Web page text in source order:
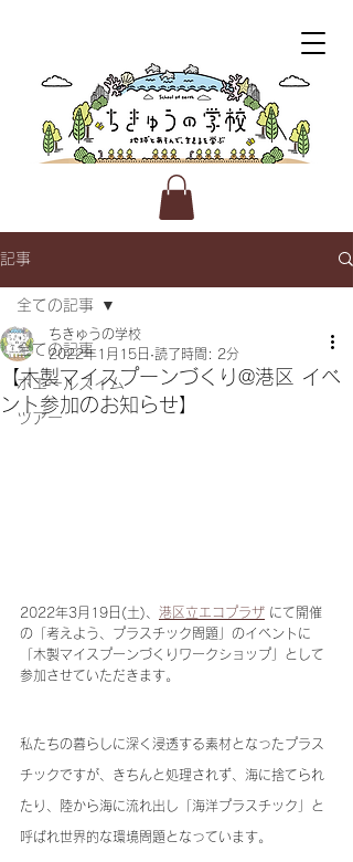
記事
全ての記事
ホエールスイム
ツアー
全ての記事
【木製マイスプーンづくり@港区 イベ
ント参加のお知らせ】
ちきゅうの学校
2022年1月15日 読了時間: 2分
2022年3月19日(土)、 港区立エコプラザ にて開催
の「考えよう、プラスチック問題」のイベントに
「木製マイスプーンづくりワークショップ」として
参加させていただきます。
私たちの暮らしに深く浸透する素材となったプラス
チックですが、きちんと処理されず、海に捨てられ
たり、陸から海に流れ出し「海洋プラスチック」と
呼ばれ世界的な環境問題となっています。